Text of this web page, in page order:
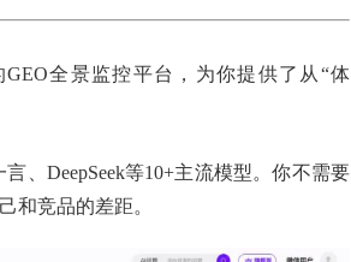
全景监控平台，为你提供了从“体
、DeepSeek等10+主流模型。你不需要
和竞品的差距。